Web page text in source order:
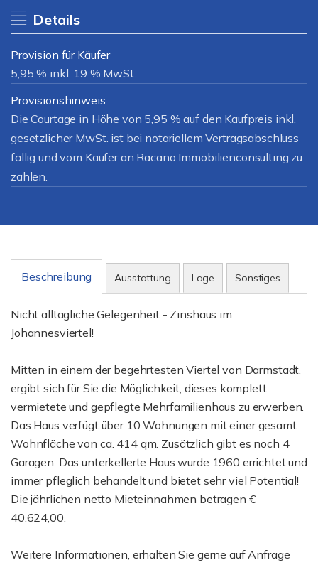
Details
Provision für Käufer
5,95 % inkl. 19 % MwSt.
Provisionshinweis
Die Courtage in Höhe von 5,95 % auf den Kaufpreis inkl.
gesetzlicher MwSt. ist bei notariellem Vertragsabschluss
fällig und vom Käufer an Racano Immobilienconsulting zu
zahlen.
Beschreibung Ausstattung Lage Sonstiges
Nicht alltägliche Gelegenheit - Zinshaus im
Johannesviertel!
Mitten in einem der begehrtesten Viertel von Darmstadt,
ergibt sich für Sie die Möglichkeit, dieses komplett
vermietete und gepflegte Mehrfamilienhaus zu erwerben.
Das Haus verfügt über 10 Wohnungen mit einer gesamt
Wohnfläche von ca. 414 qm. Zusätzlich gibt es noch 4
Garagen. Das unterkellerte Haus wurde 1960 errichtet und
immer pfleglich behandelt und bietet sehr viel Potential!
Die jährlichen netto Mieteinnahmen betragen €
40.624,00.
Weitere Informationen, erhalten Sie gerne auf Anfrage